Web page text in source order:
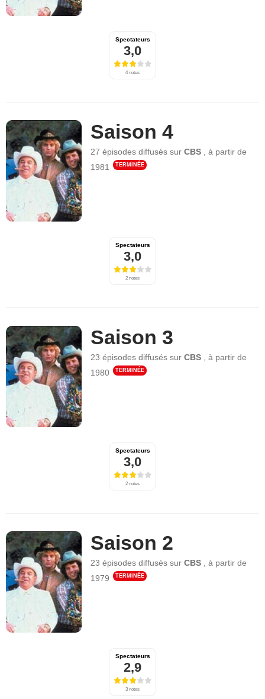
Spectateurs
3,0
4 notes
Saison 4
27 épisodes diffusés surCBS ,à partir de
1981
TERMINÉE
Spectateurs
3,0
2 notes
Saison 3
23 épisodes diffusés surCBS ,à partir de
1980
TERMINÉE
Spectateurs
3,0
2 notes
Saison 2
23 épisodes diffusés surCBS ,à partir de
1979
TERMINÉE
Spectateurs
2,9
3 notes